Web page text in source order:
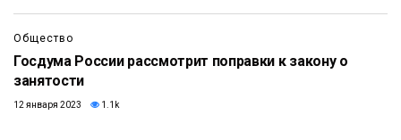
Общество
Госдума России рассмотрит поправки к закону о
занятости
12 января 2023 1.1k